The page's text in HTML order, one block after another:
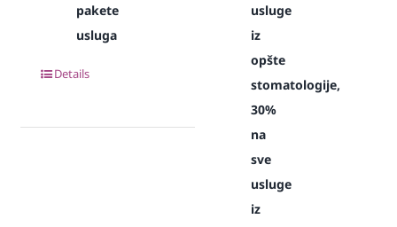
pakete
usluga
Details
usluge
iz
opšte
stomatologije,
30%
na
sve
usluge
iz